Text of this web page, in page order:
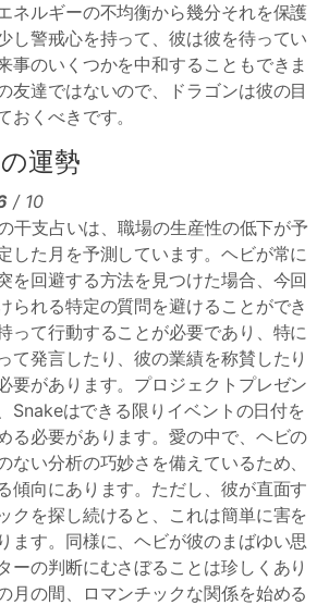
ネルギーの不均衡から幾分それを保護
し警戒心を持って、彼は彼を待ってい
事のいくつかを中和することもできま
友達ではないので、ドラゴンは彼の目
おくべきです。
運勢
/ 10
干支占いは、職場の生産性の低下が予
した月を予測しています。ヘビが常に
を回避する方法を見つけた場合、今回
られる特定の質問を避けることができ
って行動することが必要であり、特に
て発言したり、彼の業績を称賛したり
要があります。プロジェクトプレゼン
Snakeはできる限りイベントの日付を
る必要があります。愛の中で、ヘビの
ない分析の巧妙さを備えているため、
傾向にあります。ただし、彼が直面す
クを探し続けると、これは簡単に害を
ます。同様に、ヘビが彼のまばゆい思
ーの判断にむさぼることは珍しくあり
月の間、ロマンチックな関係を始める